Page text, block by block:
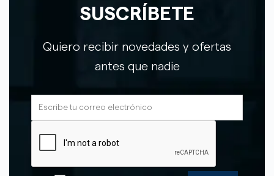
SUSCRÍBETE
Quiero recibir novedades y ofertas
antes que nadie